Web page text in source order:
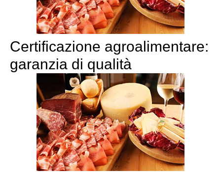
Certificazione agroalimentare:
garanzia di qualità